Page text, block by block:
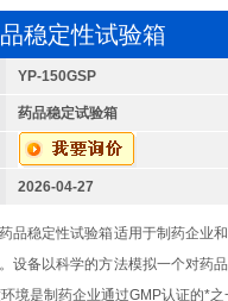
稳定性试验箱
YP-150GSP
药品稳定试验箱
2026-04-27
品稳定性试验箱适用于制药企业
设备以科学的方法模拟一个对药
境是制药企业通过GMP认证的*之